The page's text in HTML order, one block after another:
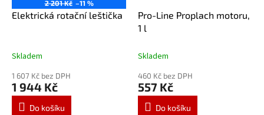
2 201 Kč –11 %
Elektrická rotační leštička
Skladem
1 607 Kč bez DPH
1 944 Kč
Do košíku
Pro-Line Proplach motoru,
1 l
Skladem
460 Kč bez DPH
557 Kč
Do košíku